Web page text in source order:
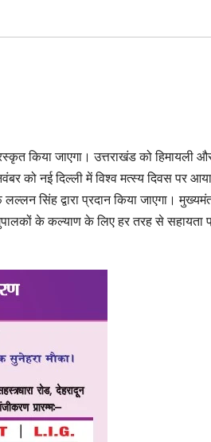
किया जाएगा। उत्तराखंड को हिमायली
को नई दिल्ली में विश्व मत्स्य दिवस पर
सिंह द्वारा प्रदान किया जाएगा।
के कल्याण के लिए हर तरह से सहायता